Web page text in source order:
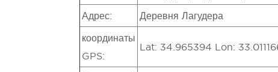
Адрес: Деревня Лагудера
координаты
GPS:
Lat: 34.965394 Lon: